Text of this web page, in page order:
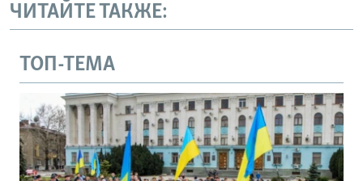
ЧИТАЙТЕ ТАКЖЕ:
ТОП-ТЕМА